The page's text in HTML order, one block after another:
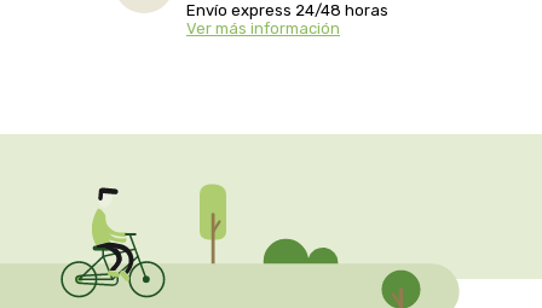
Envío express 24/48 horas
Ver más información
brinkers food
camaleon
captain kombucha